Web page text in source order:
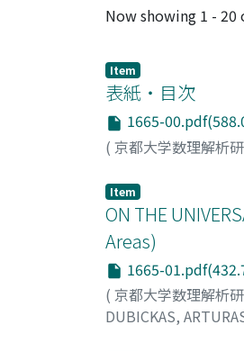
Recent
Now showing 1 - 20
Item
表紙・目次
1665-
( 京都大学数理解析
Item
ON THE
Areas)
1665-
( 京都大学数理解析
DUBICKAS,